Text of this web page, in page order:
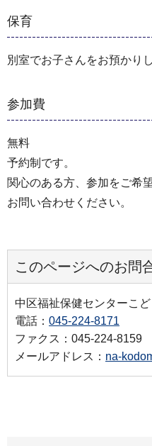
保育
別室でお子さんをお預かり
参加費
無料
予約制です。
関心のある方、参加をご希
お問い合わせください。
このページへのお問
中区福祉保健センターこ
電話： 045-224-8171
ファクス：045-224-8159
メールアドレス： na-